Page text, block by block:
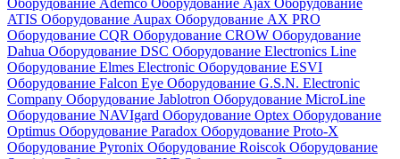
ATIS Оборудование Aupax Оборудование AX PRO
Оборудование CQR Оборудование CROW Оборудование
Dahua Оборудование DSC Оборудование Electronics Line
Оборудование Elmes Electronic Оборудование ESVI
Оборудование Falcon Eye Оборудование G.S.N. Electronic
Company Оборудование Jablotron Оборудование MicroLine
Оборудование NAVIgard Оборудование Optex Оборудование
Optimus Оборудование Paradox Оборудование Proto-X
Оборудование Pyronix Оборудование Roiscok Оборудование